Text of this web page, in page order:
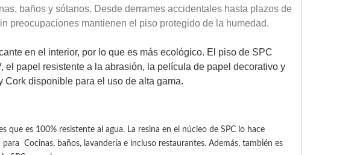
baños y sótanos. Desde derrames accidentales hasta plazos de
preocupaciones mantienen el piso protegido de la humedad.
en el interior, por lo que es más ecológico. El piso de SPC
papel resistente a la abrasión, la película de papel decorativo y
disponible para el uso de alta gama.
que es 100% resistente al agua. La resina en el núcleo de SPC lo hace
para Cocinas, baños, lavandería e incluso restaurantes. Además, también es